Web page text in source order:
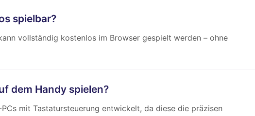
spielbar?
vollständig kostenlos im Browser gespielt werden – ohne
dem Handy spielen?
mit Tastatursteuerung entwickelt, da diese die präzisen